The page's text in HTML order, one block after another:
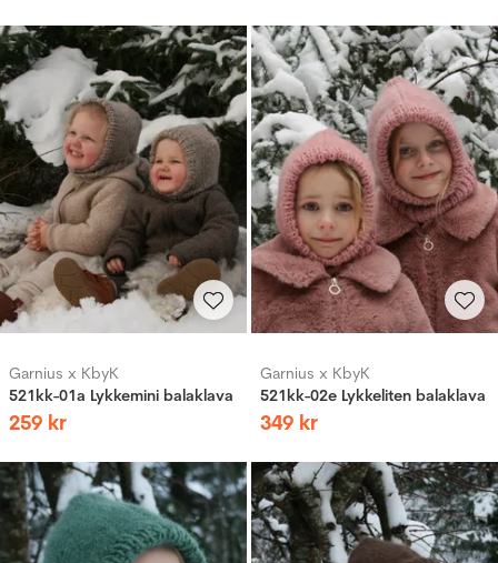
Garnius x KbyK
521kk-01a Lykkemini balaklava
259 kr
Garnius x KbyK
521kk-02e Lykkeliten balaklava
349 kr